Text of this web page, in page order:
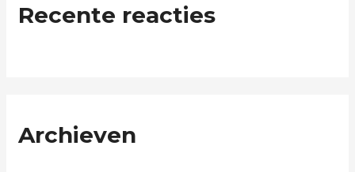
Recente reacties
Archieven